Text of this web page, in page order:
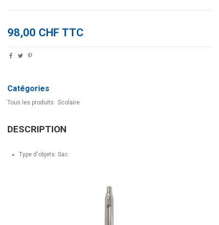
98,00 CHF TTC
Catégories
Tous les produits Scolaire
DESCRIPTION
Type d'objets: Sac